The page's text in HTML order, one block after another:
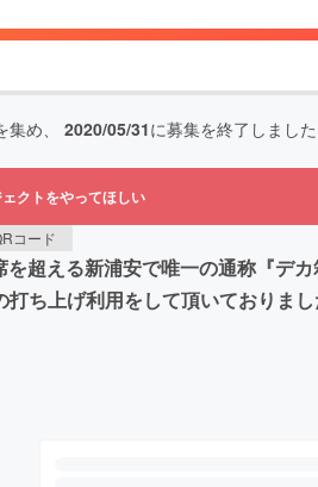
集め、 2020/05/31に募集を終了しました
クトをやってほしい
コード
超える新浦安で唯一の通称『デ
ち上げ利用をして頂いておりまし